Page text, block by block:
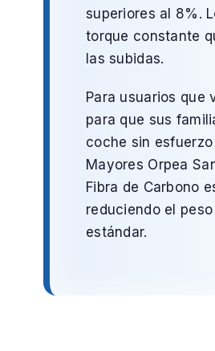
superiores al 8%.
torque constante
las subidas.
Para usuarios que
para que sus
coche sin esfuerzo
Mayores Orpea
Fibra de Carbono
reduciendo el
estándar.